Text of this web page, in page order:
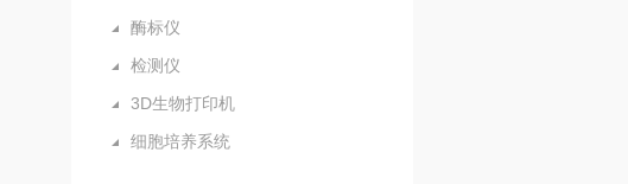
酶标仪
检测仪
3D生物打印机
细胞培养系统